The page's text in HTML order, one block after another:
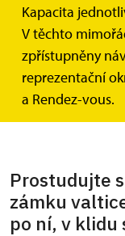
Kapacita
V těchto
zpřístupněny
reprezentační
a Rendez-vous.
Stáhněte si text
jazyce
Download
Prostudujte
zámku
po ní, v klidu